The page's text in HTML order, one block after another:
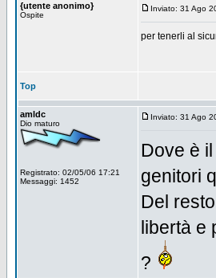
{utente anonimo}
Ospite
Inviato: 31 Ago
per tenerli al
Top
amldc
Dio maturo
Registrato: 02/05/06 17:21
Messaggi: 1452
Inviato: 31 Ago
Dove è
genitori
Del
libertà e
?